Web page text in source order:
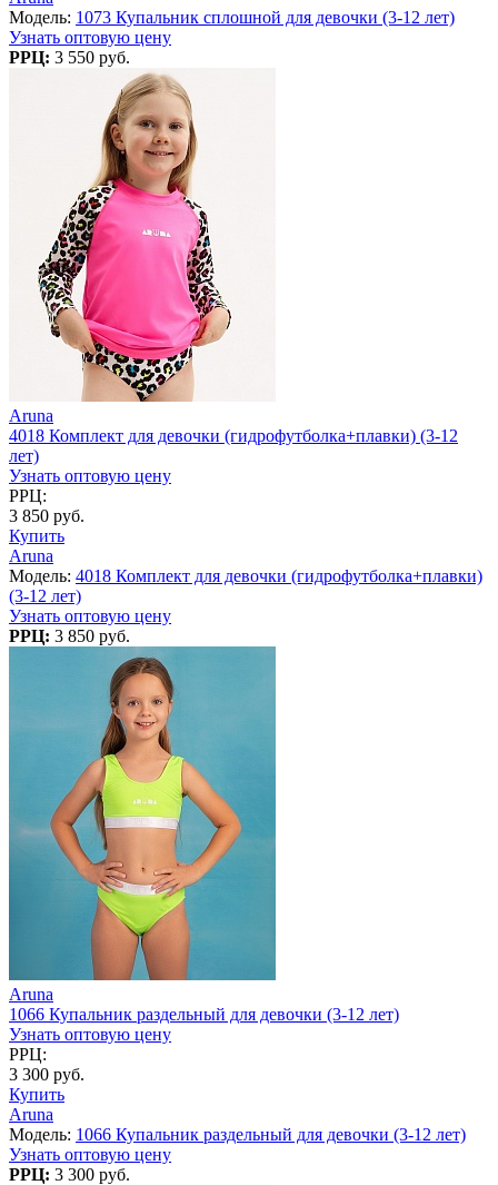
Модель: 1073 Купальник сплошной для девочки (3-12 лет)
Узнать оптовую цену
РРЦ: 3 550 руб.
Aruna
4018 Комплект для девочки (гидрофутболка+плавки) (3-12
лет)
Узнать оптовую цену
РРЦ:
3 850 руб.
Купить
Aruna
Модель: 4018 Комплект для девочки (гидрофутболка+плавки)
(3-12 лет)
Узнать оптовую цену
РРЦ: 3 850 руб.
Aruna
1066 Купальник раздельный для девочки (3-12 лет)
Узнать оптовую цену
РРЦ:
3 300 руб.
Купить
Aruna
Модель: 1066 Купальник раздельный для девочки (3-12 лет)
Узнать оптовую цену
РРЦ: 3 300 руб.